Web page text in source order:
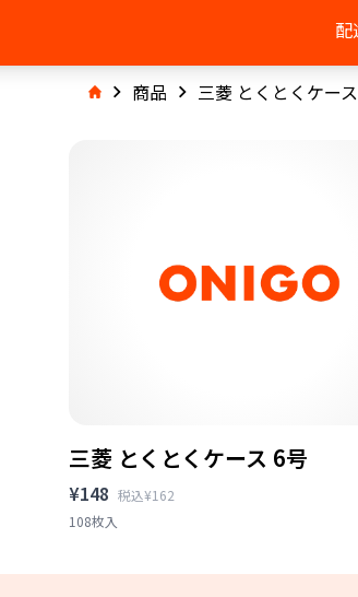
配
商品 三菱 とくとくケー
三菱 とくとくケース 6号
¥148 税込¥162
108枚入